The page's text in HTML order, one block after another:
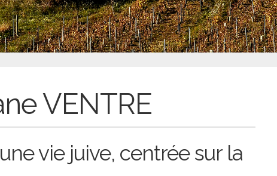
VENTRE
vie juive, centrée sur la